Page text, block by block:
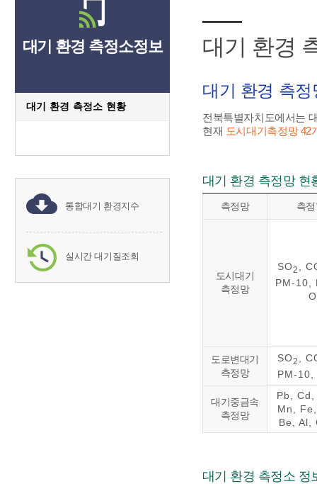
대기 환경 측정소정보
대기 환경 측정소 현황
통합대기 환경지수
실시간 대기질조회
대기 환경
대기 환경 측정
전북특별자치도에서는
현재 도시대기측정망 42
대기 환경 측정망 현
측정망 측
도시대기
측정망
SO2
,
PM-10,
O
도로변대기
측정망
SO2
,
PM-
대기중금속
측정망
Pb,
Mn,
Be, Al,
대기 환경 측정소 정